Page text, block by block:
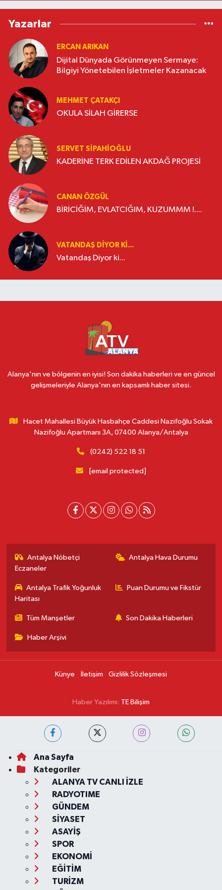
Yazarlar
ERCAN ARIKAN
Dijital Dünyada Görünmeyen Sermaye:
Bilgiyi Yönetebilen İşletmeler Kazanacak
MEHMET ÇATAKÇI
OKULA SİLAH GİRERSE
SERVET SİPAHİOĞLU
KADERİNE TERK EDİLEN AKDAĞ PROJESİ
CANAN ÖZGÜL
BİRİCİĞİM, EVLATCIĞIM, KUZUMMM !....
VATANDAŞ DIYOR KI...
Vatandaş Diyor ki...
Alanya'nın ve bölgenin en iyisi! Son dakika haberleri ve en güncel
gelişmeleriyle Alanya'nın en kapsamlı haber sitesi.
Hacet Mahallesi Büyük Hasbahçe Caddesi Nazifoğlu Sokak
Nazifoğlu Apartmanı 3A, 07400 Alanya/Antalya
(0242) 522 18 51
[email protected]
Antalya Nöbetçi
Eczaneler
Antalya Hava Durumu
Antalya Trafik Yoğunluk
Haritası
Puan Durumu ve Fikstür
Tüm Manşetler Son Dakika Haberleri
Haber Arşivi
Künye İletişim Gizlilik Sözleşmesi
Haber Yazılımı: TE Bilişim
Ana Sayfa
Kategoriler
ALANYA TV CANLI İZLE
RADYOTIME
GÜNDEM
SİYASET
ASAYİŞ
SPOR
EKONOMİ
EĞİTİM
TURİZM